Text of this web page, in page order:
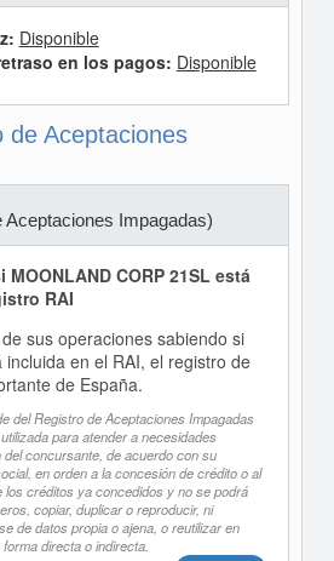
Disponible
en los pagos: Disponible
de Aceptaciones
Aceptaciones Impagadas)
CORP 21SL está
RAI
sus operaciones sabiendo si
en el RAI, el registro de
de España.
del Registro de Aceptaciones Impagadas
para atender a necesidades
concursante, de acuerdo con su
en orden a la concesión de crédito o al
los créditos ya concedidos y no se podrá
copiar, duplicar o reproducir, ni
de datos propia o ajena, o reutilizar en
directa o indirecta.